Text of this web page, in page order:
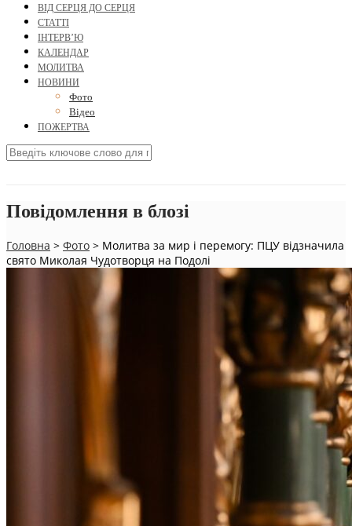
ВІД СЕРЦЯ ДО СЕРЦЯ
СТАТТІ
ІНТЕРВ’Ю
КАЛЕНДАР
МОЛИТВА
НОВИНИ
Фото
Відео
ПОЖЕРТВА
Повідомлення в блозі
Головна > Фото > Молитва за мир і перемогу: ПЦУ відзначила
свято Миколая Чудотворця на Подолі